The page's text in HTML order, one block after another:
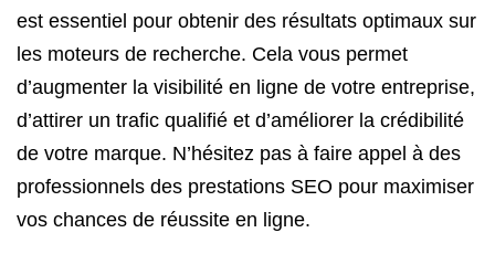
est essentiel pour obtenir des résultats optimaux sur
les moteurs de recherche. Cela vous permet
d’augmenter la visibilité en ligne de votre entreprise,
d’attirer un trafic qualifié et d’améliorer la crédibilité
de votre marque. N’hésitez pas à faire appel à des
professionnels des prestations SEO pour maximiser
vos chances de réussite en ligne.